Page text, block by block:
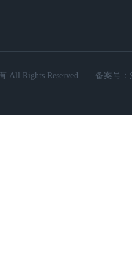
All Rights Reserved. 备案号：